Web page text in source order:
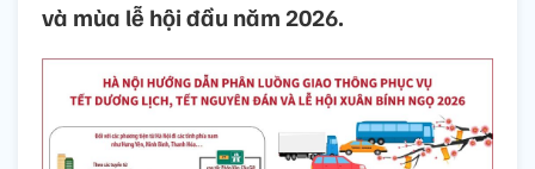
và mùa lễ hội đầu năm 2026.